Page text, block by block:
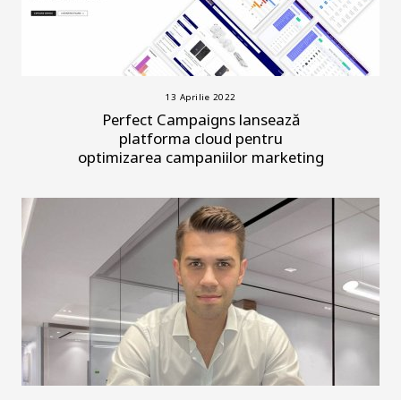
13 Aprilie 2022
Perfect Campaigns lansează
platforma cloud pentru
optimizarea campaniilor marketing